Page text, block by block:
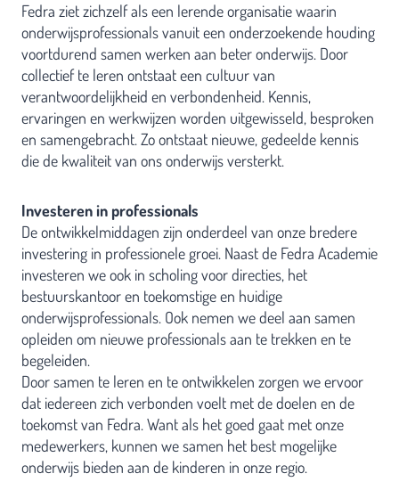
Fedra ziet zichzelf als een lerende organisatie waarin
onderwijsprofessionals vanuit een onderzoekende houding
voortdurend samen werken aan beter onderwijs. Door
collectief te leren ontstaat een cultuur van
verantwoordelijkheid en verbondenheid. Kennis,
ervaringen en werkwijzen worden uitgewisseld, besproken
en samengebracht. Zo ontstaat nieuwe, gedeelde kennis
die de kwaliteit van ons onderwijs versterkt.
Investeren in professionals
De ontwikkelmiddagen zijn onderdeel van onze bredere
investering in professionele groei. Naast de Fedra Academie
investeren we ook in scholing voor directies, het
bestuurskantoor en toekomstige en huidige
onderwijsprofessionals. Ook nemen we deel aan samen
opleiden om nieuwe professionals aan te trekken en te
begeleiden.
Door samen te leren en te ontwikkelen zorgen we ervoor
dat iedereen zich verbonden voelt met de doelen en de
toekomst van Fedra. Want als het goed gaat met onze
medewerkers, kunnen we samen het best mogelijke
onderwijs bieden aan de kinderen in onze regio.